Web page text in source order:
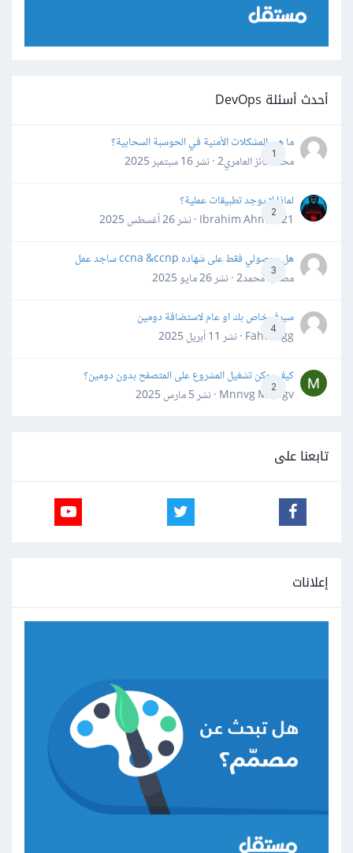
أحدث أسئلة DevOps
1
ما هي المشكلات الأمنية في الحوسبة السحابية؟
محمد فائز العامري2 · نشر
16 سبتمبر 2025
2
لماذا لا يوجد تطبيقات عملية؟
Ibrahim Ahmed21 · نشر
26 أغسطس 2025
3
هل بحصولي فقط على شهاده ccna &ccnp ساجد عمل
مصعب محمد2 · نشر
26 مايو 2025
4
سيرفر خاص بك او عام لاستضافة دومين
Fahd Ggg · نشر
11 أبريل 2025
2
كيف يمكن تشغيل المشروع على المتصفح بدون دومين؟
Mnnvg Mnbgv · نشر
5 مارس 2025
تابعنا على
إعلانات